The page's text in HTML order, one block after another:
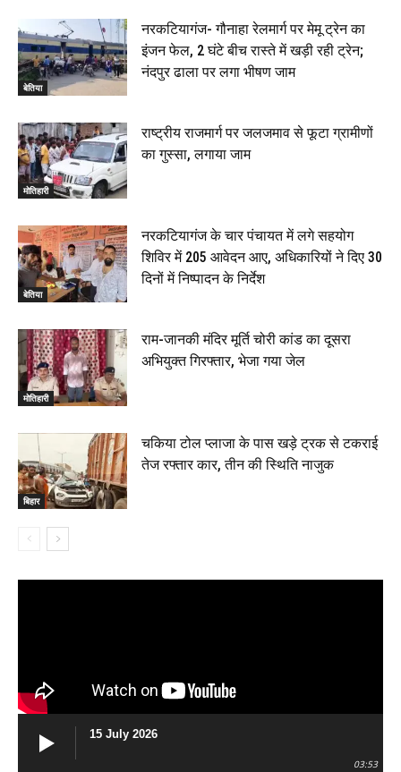
बेतिया
नरकटियागंज- गौनाहा रेलमार्ग पर मेमू ट्रेन का
इंजन फेल, 2 घंटे बीच रास्ते में खड़ी रही ट्रेन;
नंदपुर ढाला पर लगा भीषण जाम
मोतिहारी
राष्ट्रीय राजमार्ग पर जलजमाव से फूटा ग्रामीणों
का गुस्सा, लगाया जाम
बेतिया
नरकटियागंज के चार पंचायत में लगे सहयोग
शिविर में 205 आवेदन आए, अधिकारियों ने दिए 30
दिनों में निष्पादन के निर्देश
मोतिहारी
राम-जानकी मंदिर मूर्ति चोरी कांड का दूसरा
अभियुक्त गिरफ्तार, भेजा गया जेल
बिहार
चकिया टोल प्लाजा के पास खड़े ट्रक से टकराई
तेज रफ्तार कार, तीन की स्थिति नाजुक
15 July 2026
03:53